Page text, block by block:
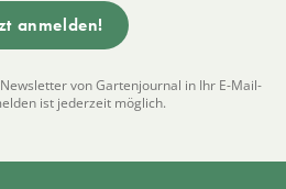
von Gartenjournal in Ihr E-Mail-
ist jederzeit möglich.